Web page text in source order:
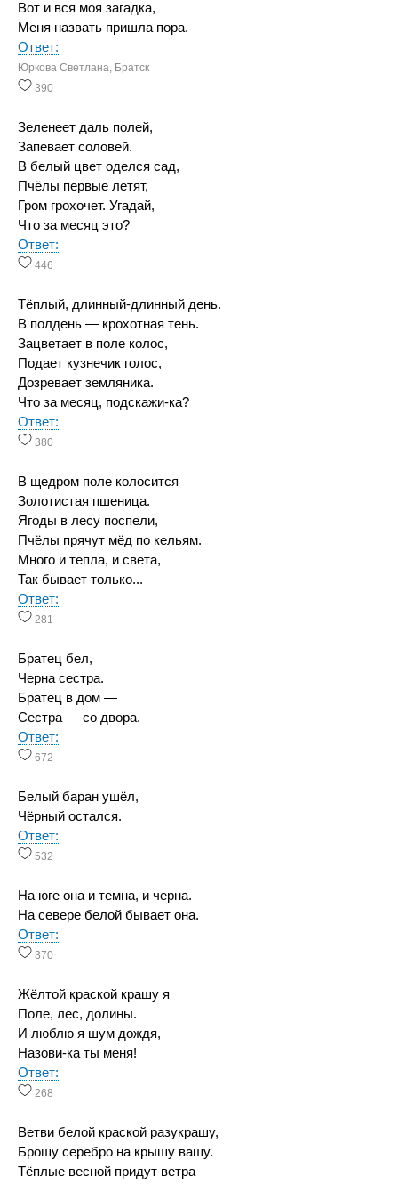
Вот и вся моя загадка,
Меня назвать пришла пора.
Ответ:
Юркова Светлана, Братск
390
Зеленеет даль полей,
Запевает соловей.
В белый цвет оделся сад,
Пчёлы первые летят,
Гром грохочет. Угадай,
Что за месяц это?
Ответ:
446
Тёплый, длинный-длинный день.
В полдень — крохотная тень.
Зацветает в поле колос,
Подает кузнечик голос,
Дозревает земляника.
Что за месяц, подскажи-ка?
Ответ:
380
В щедром поле колосится
Золотистая пшеница.
Ягоды в лесу поспели,
Пчёлы прячут мёд по кельям.
Много и тепла, и света,
Так бывает только...
Ответ:
281
Братец бел,
Черна сестра.
Братец в дом —
Сестра — со двора.
Ответ:
672
Белый баран ушёл,
Чёрный остался.
Ответ:
532
На юге она и темна, и черна.
На севере белой бывает она.
Ответ:
370
Жёлтой краской крашу я
Поле, лес, долины.
И люблю я шум дождя,
Назови-ка ты меня!
Ответ:
268
Ветви белой краской разукрашу,
Брошу серебро на крышу вашу.
Тёплые весной придут ветра